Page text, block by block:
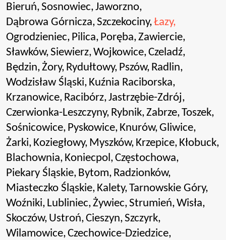
Bieruń,Sosnowiec,Jaworzno,
Dąbrowa Górnicza,Szczekociny,Łazy,
Ogrodzieniec, Pilica, Poręba,Zawiercie,
Sławków,Siewierz,Wojkowice,Czeladź,
Będzin,Żory, Rydułtowy, Pszów, Radlin,
Wodzisław Śląski, Kuźnia Raciborska,
Krzanowice, Racibórz,Jastrzębie-Zdrój,
Czerwionka-Leszczyny, Rybnik,Zabrze,Toszek,
Sośnicowice, Pyskowice, Knurów,Gliwice,
Żarki, Koziegłowy, Myszków, Krzepice, Kłobuck,
Blachownia, Koniecpol,Częstochowa,
Piekary Śląskie, Bytom, Radzionków,
Miasteczko Śląskie, Kalety,Tarnowskie Góry,
Woźniki, Lubliniec,Żywiec,Strumień,Wisła,
Skoczów, Ustroń,Cieszyn,Szczyrk,
Wilamowice,Czechowice-Dziedzice,